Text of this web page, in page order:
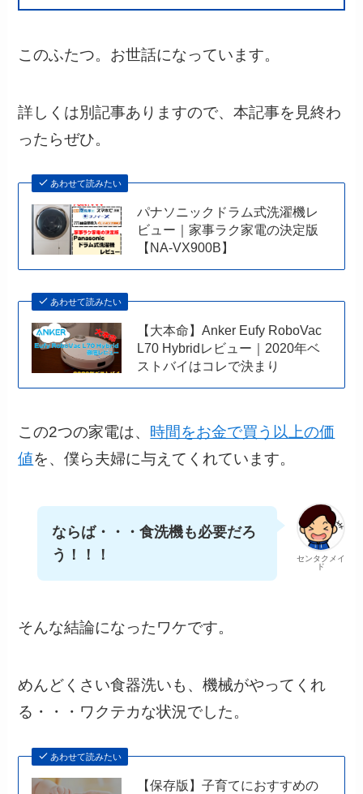
このふたつ。お世話になっています。
詳しくは別記事ありますので、本記事を見終わ
ったらぜひ。
あわせて読みたい
パナソニックドラム式洗濯機レ
ビュー｜家事ラク家電の決定版
【NA-VX900B】
あわせて読みたい
【大本命】Anker Eufy RoboVac
L70 Hybridレビュー｜2020年ベ
ストバイはコレで決まり
この2つの家電は、 時間をお金で買う以上の価
値を、僕ら夫婦に与えてくれています。
センタクメイ
ド
ならば・・・食洗機も必要だろ
う！！！
そんな結論になったワケです。
めんどくさい食器洗いも、機械がやってくれ
る・・・ワクテカな状況でした。
あわせて読みたい
【保存版】子育てにおすすめの